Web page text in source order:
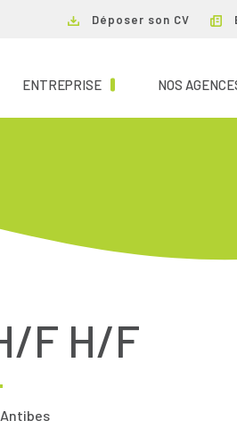
Déposer son CV
ENTREPRISE(CURRENT)NOS
F H/F